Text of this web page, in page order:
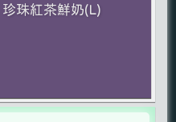
珍珠紅茶鮮奶(L)